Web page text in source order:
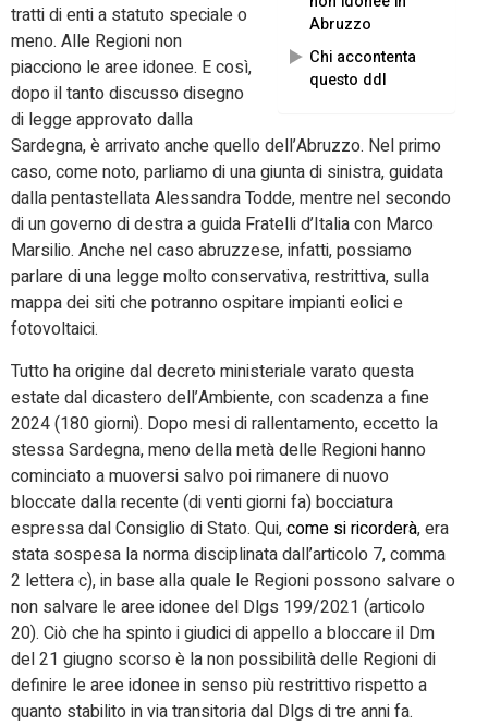
Abruzzo
Chi accontenta
questo ddl
tratti di enti a statuto speciale o
meno. Alle Regioni non
piacciono le aree idonee. E così,
dopo il tanto discusso disegno
di legge approvato dalla
Sardegna, è arrivato anche quello dell’Abruzzo. Nel primo
caso, come noto, parliamo di una giunta di sinistra, guidata
dalla pentastellata Alessandra Todde, mentre nel secondo
di un governo di destra a guida Fratelli d’Italia con Marco
Marsilio. Anche nel caso abruzzese, infatti, possiamo
parlare di una legge molto conservativa, restrittiva, sulla
mappa dei siti che potranno ospitare impianti eolici e
fotovoltaici.
Tutto ha origine dal decreto ministeriale varato questa
estate dal dicastero dell’Ambiente, con scadenza a fine
2024 (180 giorni). Dopo mesi di rallentamento, eccetto la
stessa Sardegna, meno della metà delle Regioni hanno
cominciato a muoversi salvo poi rimanere di nuovo
bloccate dalla recente (di venti giorni fa) bocciatura
espressa dal Consiglio di Stato. Qui,come si ricorderà, era
stata sospesa la norma disciplinata dall’articolo 7, comma
2 lettera c), in base alla quale le Regioni possono salvare o
non salvare le aree idonee del Dlgs 199/2021 (articolo
20). Ciò che ha spinto i giudici di appello a bloccare il Dm
del 21 giugno scorso è la non possibilità delle Regioni di
definire le aree idonee in senso più restrittivo rispetto a
quanto stabilito in via transitoria dal Dlgs di tre anni fa.